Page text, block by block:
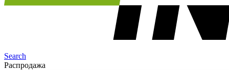
Search
Распродажа